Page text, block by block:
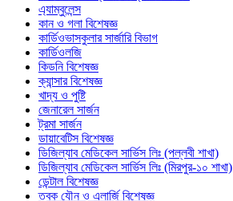
এ্যাম্বুলেন্স
কান ও গলা বিশেষজ্ঞ
কার্ডিওভাসকুলার সার্জারি বিভাগ
কার্ডিওলজি
কিডনি বিশেষজ্ঞ
ক্যান্সার বিশেষজ্ঞ
খাদ্য ও পুষ্টি
জেনারেল সার্জন
ট্রমা সার্জন
ডায়াবেটিস বিশেষজ্ঞ
ডিজিল্যাব মেডিকেল সার্ভিস লিঃ (পল্লবী শাখা)
ডিজিল্যাব মেডিকেল সার্ভিস লিঃ (মিরপুর-১০ শাখা)
ডেন্টাল বিশেষজ্ঞ
ত্বক যৌন ও এলার্জি বিশেষজ্ঞ